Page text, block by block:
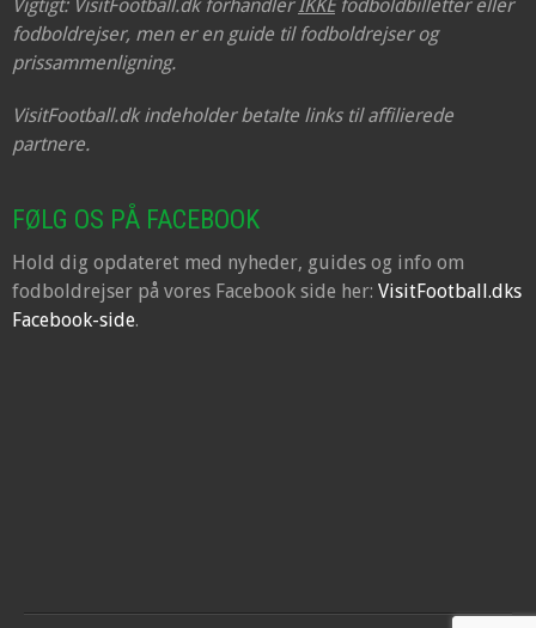
Vigtigt: VisitFootball.dk forhandler IKKEfodboldbilletter eller
fodboldrejser, men er en guide til fodboldrejser og
prissammenligning.
VisitFootball.dk indeholder betalte links til affilierede
partnere.
FØLG OS PÅ FACEBOOK
Hold dig opdateret med nyheder, guides og info om
fodboldrejser på vores Facebook side her: VisitFootball.dks
Facebook-side.